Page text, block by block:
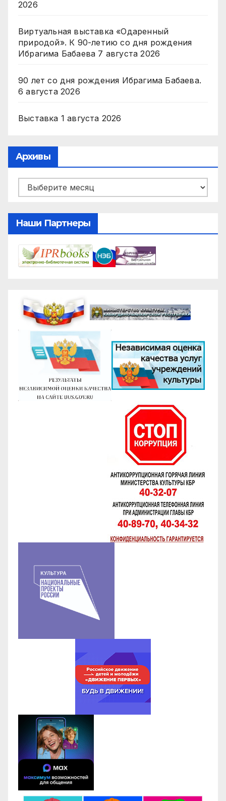
2026
Виртуальная выставка «Одаренный
природой». К 90-летию со дня рождения
Ибрагима Бабаева 7 августа 2026
90 лет со дня рождения Ибрагима Бабаева.
6 августа 2026
Выставка 1 августа 2026
Архивы
Архивы
Наши Партнеры